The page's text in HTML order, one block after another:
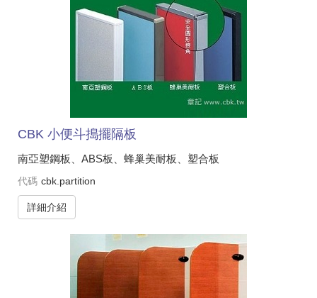
CBK 小便斗搗擺隔板
南亞塑鋼板、ABS板、蜂巢美耐板、塑合板
代碼 cbk.partition
詳細介紹